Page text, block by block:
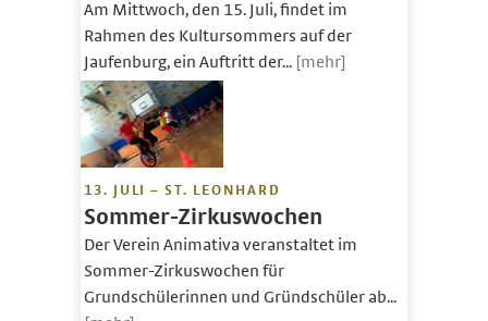
Am Mittwoch, den 15. Juli, findet im
Rahmen des Kultursommers auf der
Jaufenburg, ein Auftritt der... [mehr]
13. JULI – ST. LEONHARD
Sommer-Zirkuswochen
Der Verein Animativa veranstaltet im
Sommer-Zirkuswochen für
Grundschülerinnen und Gründschüler ab...